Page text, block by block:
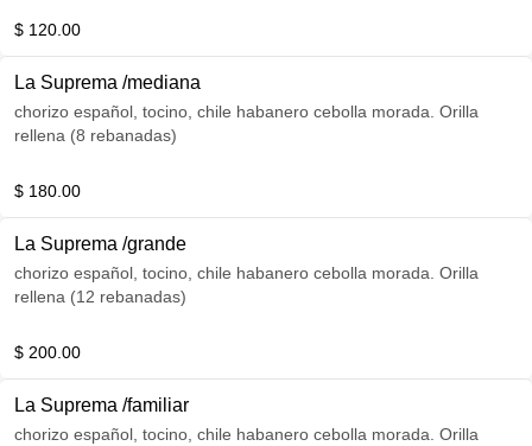
$ 120.00
La Suprema /mediana
chorizo español, tocino, chile habanero cebolla morada. Orilla
rellena (8 rebanadas)
$ 180.00
La Suprema /grande
chorizo español, tocino, chile habanero cebolla morada. Orilla
rellena (12 rebanadas)
$ 200.00
La Suprema /familiar
chorizo español, tocino, chile habanero cebolla morada. Orilla